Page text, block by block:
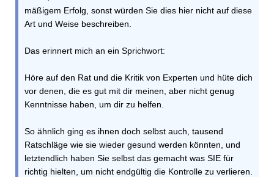
mäßigem Erfolg, sonst würden Sie dies hier nicht auf diese
Art und Weise beschreiben.
Das erinnert mich an ein Sprichwort:
Höre auf den Rat und die Kritik von Experten und hüte dich
vor denen, die es gut mit dir meinen, aber nicht genug
Kenntnisse haben, um dir zu helfen.
So ähnlich ging es ihnen doch selbst auch, tausend
Ratschläge wie sie wieder gesund werden könnten, und
letztendlich haben Sie selbst das gemacht was SIE für
richtig hielten, um nicht endgültig die Kontrolle zu verlieren.